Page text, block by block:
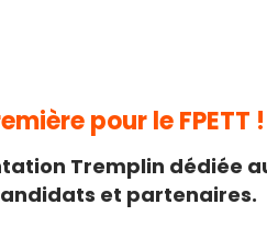
pour le FPETT !
Tremplin dédiée
et partenaires.